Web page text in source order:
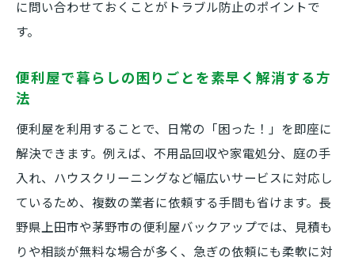
頼可能
確保
流れ
便利屋の不用品回収サービスを安心して使
うコツ
家電処分を便利屋に任せる際の注意点と流
に問い合わせておくことがトラブル防止のポイントで
す。
便利屋で暮らしの困りごとを素早く解消する方
法
便利屋を利用することで、日常の「困った！」を即座に
解決できます。例えば、不用品回収や家電処分、庭の手
入れ、ハウスクリーニングなど幅広いサービスに対応し
ているため、複数の業者に依頼する手間も省けます。長
野県上田市や茅野市の便利屋バックアップでは、見積も
りや相談が無料な場合が多く、急ぎの依頼にも柔軟に対